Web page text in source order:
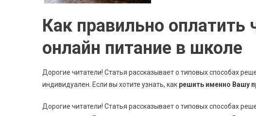
•
Как правильно оплатить
онлайн питание в школе
Дорогие читатели! Статья рассказывает о типовых способах
индивидуален. Если вы хотите узнать, как решить именно Вашу
Дорогие читатели! Статья рассказывает о типовых способах